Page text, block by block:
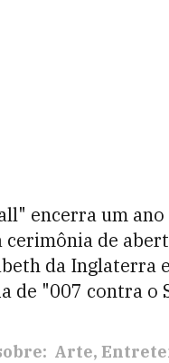
encerra um
cerimônia de
da Inglaterra
de "007 contra o
Arte